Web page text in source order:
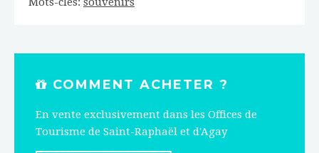
COMMENT ACHETER ?
En vente exclusivement dans les Offices de
Tourisme de Saint-Raphaël et d'Agay